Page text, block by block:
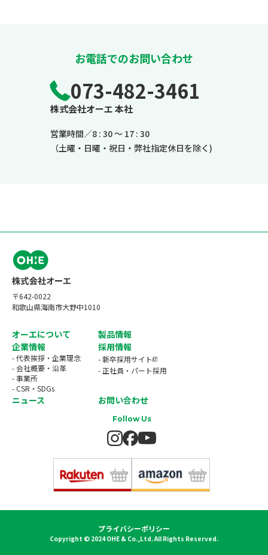
お電話でのお問い合わせ
073-482-3461
株式会社オーエ 本社
営業時間／8 : 30 ～ 17 : 30
（土曜・日曜・祝日・弊社指定休日を除く)
〒642-0022
和歌山県海南市大野中1010
オーエについて
製品情報
企業情報
- 代表挨拶・企業理念
- 会社概要・沿革
- 事業所
- CSR・SDGs
採用情報
- 新卒採用サイト
- 正社員・パート採用
ニュース お問い合わせ
Follow Us
Copyright © 2024 OHE & Co.,Ltd. All Rights Reserved.
プライバシーポリシー